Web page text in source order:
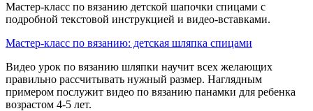
Мастер-класс по вязанию детской шапочки спицами с
подробной текстовой инструкцией и видео-вставками.
Мастер-класс по вязанию: детская шляпка спицами
Видео урок по вязанию шляпки научит всех желающих
правильно рассчитывать нужный размер. Наглядным
примером послужит видео по вязанию панамки для ребенка
возрастом 4-5 лет.